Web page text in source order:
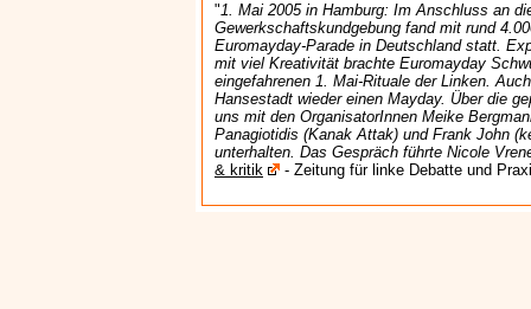
"1. Mai 2005 in Hamburg: Im Anschluss an
Gewerkschaftskundgebung fand mit rund
Euromayday-Parade in Deutschland statt.
mit viel Kreativität brachte Euromayday
eingefahrenen 1. Mai-Rituale der Linken.
Hansestadt wieder einen Mayday. Über die
uns mit den OrganisatorInnen Meike
Panagiotidis (Kanak Attak) und Frank John
unterhalten. Das Gespräch führte Nicole
& kritik
- Zeitung für linke Debatte und